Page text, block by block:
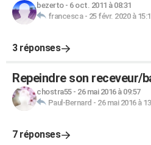
bezerto- 6 oct. 2011 à 08:31
francesca- 25 févr. 2020 à
3 réponses
Repeindre son receveur/
chostra55- 26 mai 2016 à 09:57
Paul-Bernard - 26 mai 2016 à
7 réponses